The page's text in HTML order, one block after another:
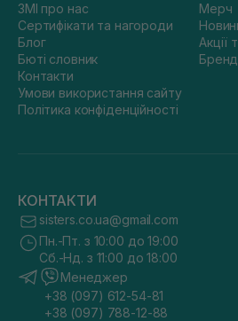
ЗМІ про нас
Сертифікати та нагороди
Блог
Бюті словник
Контакти
Умови використання сайту
Політика конфіденційності
Мерч
Акції
КОНТАКТИ
sisters.co.ua@gmail.com
Пн.-Пт. з 10:00 до 19:00
Сб.-Нд. з 11:00 до 18:00
Менеджер
+38 (097) 612-54-81
+38 (097) 788-12-88